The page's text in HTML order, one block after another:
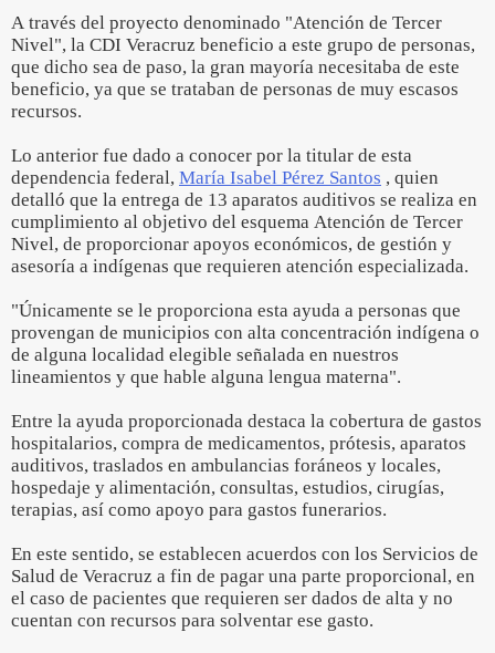
A través del proyecto denominado "Atención de Tercer
Nivel", la CDI Veracruz beneficio a este grupo de personas,
que dicho sea de paso, la gran mayoría necesitaba de este
beneficio, ya que se trataban de personas de muy escasos
recursos.
Lo anterior fue dado a conocer por la titular de esta
dependencia federal, María Isabel Pérez Santos , quien
detalló que la entrega de 13 aparatos auditivos se realiza en
cumplimiento al objetivo del esquema Atención de Tercer
Nivel, de proporcionar apoyos económicos, de gestión y
asesoría a indígenas que requieren atención especializada.
"Únicamente se le proporciona esta ayuda a personas que
provengan de municipios con alta concentración indígena o
de alguna localidad elegible señalada en nuestros
lineamientos y que hable alguna lengua materna".
Entre la ayuda proporcionada destaca la cobertura de gastos
hospitalarios, compra de medicamentos, prótesis, aparatos
auditivos, traslados en ambulancias foráneos y locales,
hospedaje y alimentación, consultas, estudios, cirugías,
terapias, así como apoyo para gastos funerarios.
En este sentido, se establecen acuerdos con los Servicios de
Salud de Veracruz a fin de pagar una parte proporcional, en
el caso de pacientes que requieren ser dados de alta y no
cuentan con recursos para solventar ese gasto.